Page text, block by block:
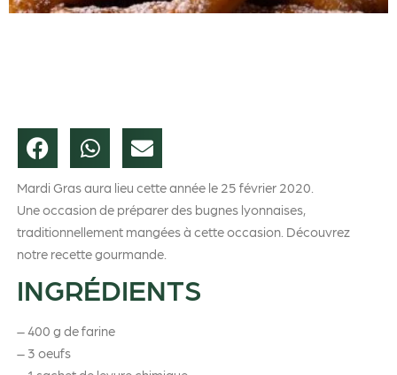
Mardi Gras aura lieu cette année le 25 février 2020.
Une occasion de préparer des bugnes lyonnaises,
traditionnellement mangées à cette occasion. Découvrez
notre recette gourmande.
INGRÉDIENTS
– 400 g de farine
– 3 oeufs